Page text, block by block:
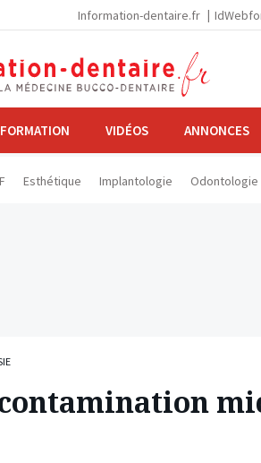
Information-dentaire.fr
FORMATION VIDÉOS ANNONCES
Esthétique Implantologie